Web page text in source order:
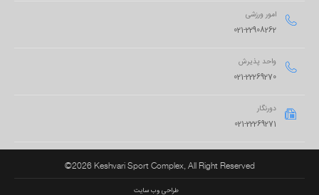
 امور ورزشی
021-22908262
 واحد پذیرش
021-22269270
 دورنگار
021-22269271
©2026 Keshvari Sport Complex, All Right Reserved
طراحی وب سایت